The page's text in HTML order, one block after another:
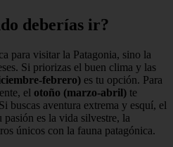
deberías ir?
para visitar la Patagonia, sino la
Si priorizas el buen clima y las
febrero) es tu opción. Para
el otoño (marzo-abril) te
buscas aventura extrema y esquí, el
pasión es la vida silvestre, la
únicos con la fauna patagónica.